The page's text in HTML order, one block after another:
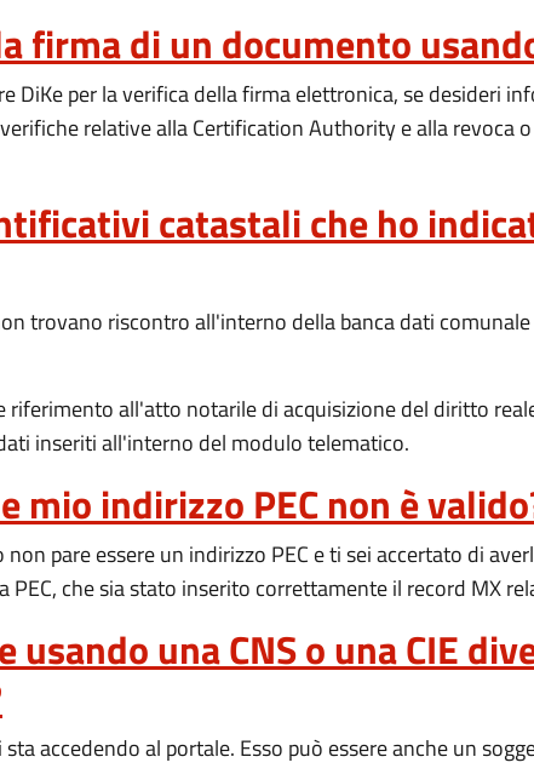
firma di un documento
DiKe per la verifica della firma elettronica, se desideri
relative alla Certification Authority e alla revoca
catastali che ho
trovano riscontro all'interno della banca dati
all'atto notarile di acquisizione del diritto
inseriti all'interno del modulo telematico.
mio indirizzo PEC non è
pare essere un indirizzo PEC e ti sei accertato di
PEC, che sia stato inserito correttamente il record MX
usando una CNS o una CIE
accedendo al portale. Esso può essere anche un